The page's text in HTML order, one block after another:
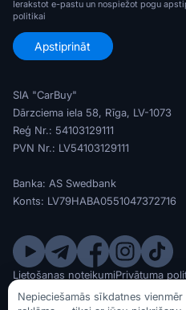
Ierakstot e-pastu un nospiežot pogu
politikai
SIA "CarBuy"
Dārzciema iela 58, Rīga, LV-1073
Reģ Nr.: 54103129111
PVN Nr.: LV54103129111
Banka: AS Swedbank
Konts: LV79HABA0551047372716
© SIA CarBuy 2020 - 2026
Lietošanas noteikumiPrivātuma
Nepieciešamās sīkdatnes